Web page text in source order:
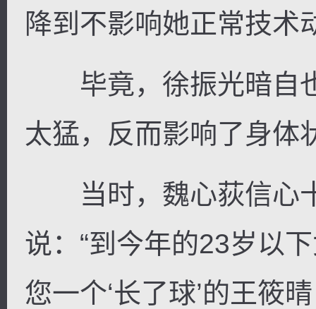
降到不影响她正常技术
毕竟，徐振光暗自
太猛，反而影响了身体
当时，魏心荻信心
说：“到今年的23岁以
您一个‘长了球’的王筱